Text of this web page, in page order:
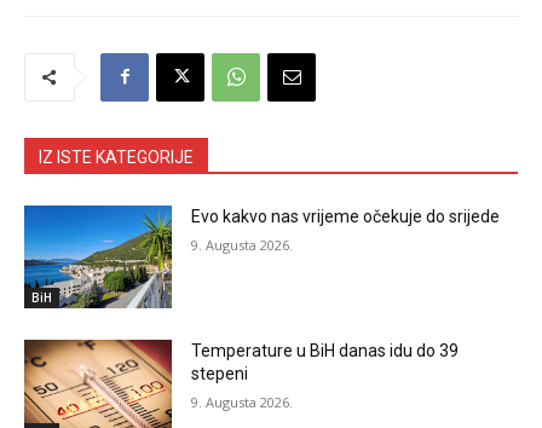
IZ ISTE KATEGORIJE
BiH
Evo kakvo nas vrijeme očekuje do srijede
9. Augusta 2026.
Temperature u BiH danas idu do 39
stepeni
9. Augusta 2026.